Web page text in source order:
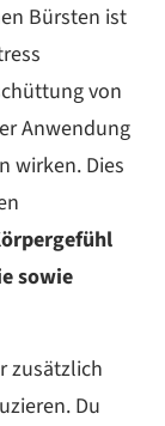
Bürsten ist
von
Anwendung
wirken. Dies
sowie
zusätzlich
Du